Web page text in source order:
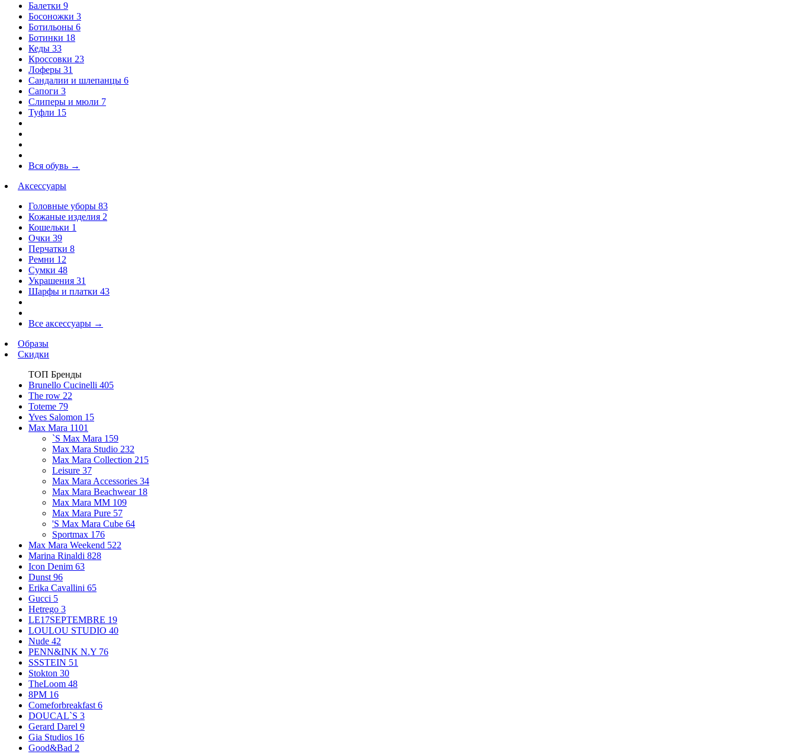
Балетки 9
Босоножки 3
Ботильоны 6
Ботинки 18
Кеды 33
Кроссовки 23
Лоферы 31
Сандалии и шлепанцы 6
Сапоги 3
Слиперы и мюли 7
Туфли 15
Вся обувь →
Аксессуары
Головные уборы 83
Кожаные изделия 2
Кошельки 1
Очки 39
Перчатки 8
Ремни 12
Сумки 48
Украшения 31
Шарфы и платки 43
Все аксессуары →
Образы
Скидки
ТОП Бренды
Brunello Cucinelli 405
The row 22
Toteme 79
Yves Salomon 15
Max Mara 1101
`S Max Mara 159
Max Mara Studio 232
Max Mara Collection 215
Leisure 37
Max Mara Accessories 34
Max Mara Beachwear 18
Max Mara MM 109
Max Mara Pure 57
'S Max Mara Cube 64
Sportmax 176
Max Mara Weekend 522
Marina Rinaldi 828
Icon Denim 63
Dunst 96
Erika Cavallini 65
Gucci 5
Hetrego 3
LE17SEPTEMBRE 19
LOULOU STUDIO 40
Nude 42
PENN&INK N.Y 76
SSSTEIN 51
Stokton 30
TheLoom 48
8PM 16
Comeforbreakfast 6
DOUCAL`S 3
Gerard Darel 9
Gia Studios 16
Good&Bad 2